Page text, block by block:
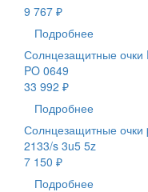
9 767 ₽
Подробнее
Солнцезащитные очки
PO 0649
33 992 ₽
Подробнее
Солнцезащитные очки
2133/s 3u5 5z
7 150 ₽
Подробнее